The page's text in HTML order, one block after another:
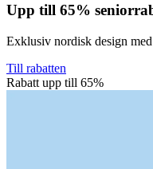
Upp till 65%
Exklusiv nordisk design
Till rabatten
Rabatt upp till 65%